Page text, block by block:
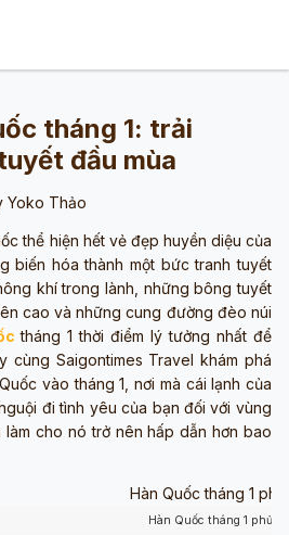
tháng 1: trải
đầu mùa
Yoko Thảo
thể hiện hết vẻ đẹp huyền diệu của
biến hóa thành một bức tranh tuyết
khí trong lành, những bông tuyết
cao và những cung đường đèo núi
tháng 1 thời điểm lý tưởng nhất để
cùng Saigontimes Travel khám phá
vào tháng 1, nơi mà cái lạnh của
đi tình yêu của bạn đối với vùng
làm cho nó trở nên hấp dẫn hơn bao
Hàn Quốc tháng 1 phủ